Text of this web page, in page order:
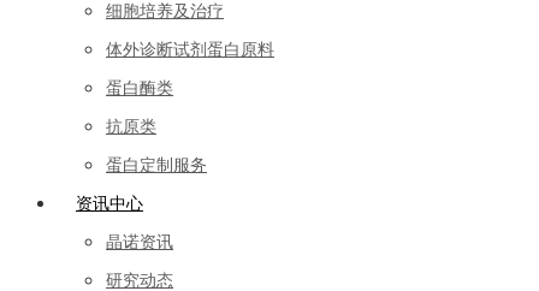
细胞培养及治疗
体外诊断试剂蛋白原料
蛋白酶类
抗原类
蛋白定制服务
资讯中心
晶诺资讯
研究动态